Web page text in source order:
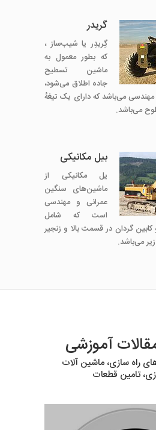
گریدر
گِریدِر یا شیب‌ساز ،
که بطور معمول به
ماشین تسطیح
جاده اطلاق می‌شود،
می‌باشد که دارای یک تیغهٔ
می‌باشد.
بیل مکانیکی
یل مکانیکی از
ماشین‌های سنگین
عمرانی و مهندسی
است که شامل
گردان در قسمت بالا و زنجیر
می‌باشد.
آموزشی
راه سازی، ماشین آلات
تامین قطعات